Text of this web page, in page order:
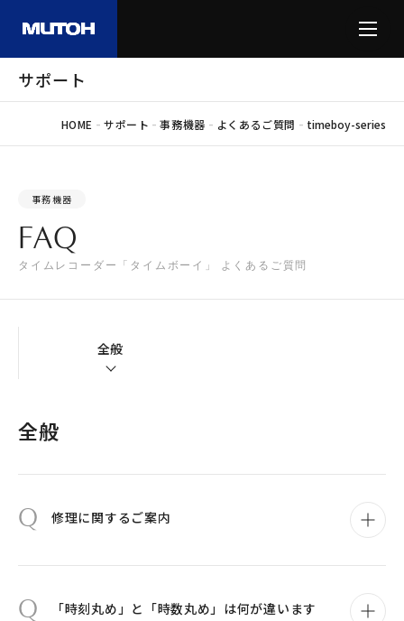
サポート
HOME - サポート -事務機器 - よくあるご質問 - timeboy-series
事務機器
FAQ
タイムレコーダー「タイムボーイ」 よくあるご質問
全般
全般
Q 修理に関するご案内
Q
「時刻丸め」と「時数丸め」は何が違います